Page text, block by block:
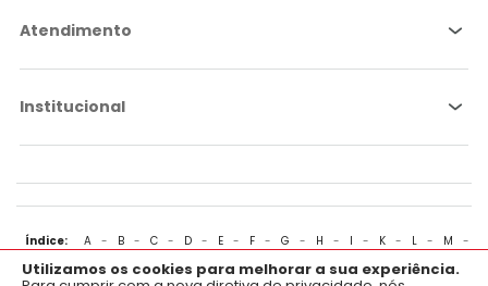
Utilizamos os cookies para melhorar a sua experiência.
Atendimento
Institucional
Índice: A - B - C - D - E - F - G - H - I - K - L - M
-
N - O - P - Q - R - S - T - U - V - W - X - Y - Z